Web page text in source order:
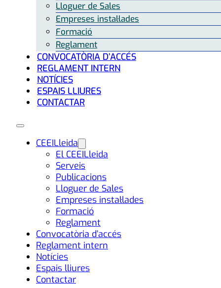
Lloguer de Sales
Empreses instal·lades
Formació
Reglament
CONVOCATÒRIA D’ACCÉS
REGLAMENT INTERN
NOTÍCIES
ESPAIS LLIURES
CONTACTAR
CEEILleida
El CEEILleida
Serveis
Publicacions
Lloguer de Sales
Empreses instal·lades
Formació
Reglament
Convocatòria d’accés
Reglament intern
Notícies
Espais lliures
Contactar